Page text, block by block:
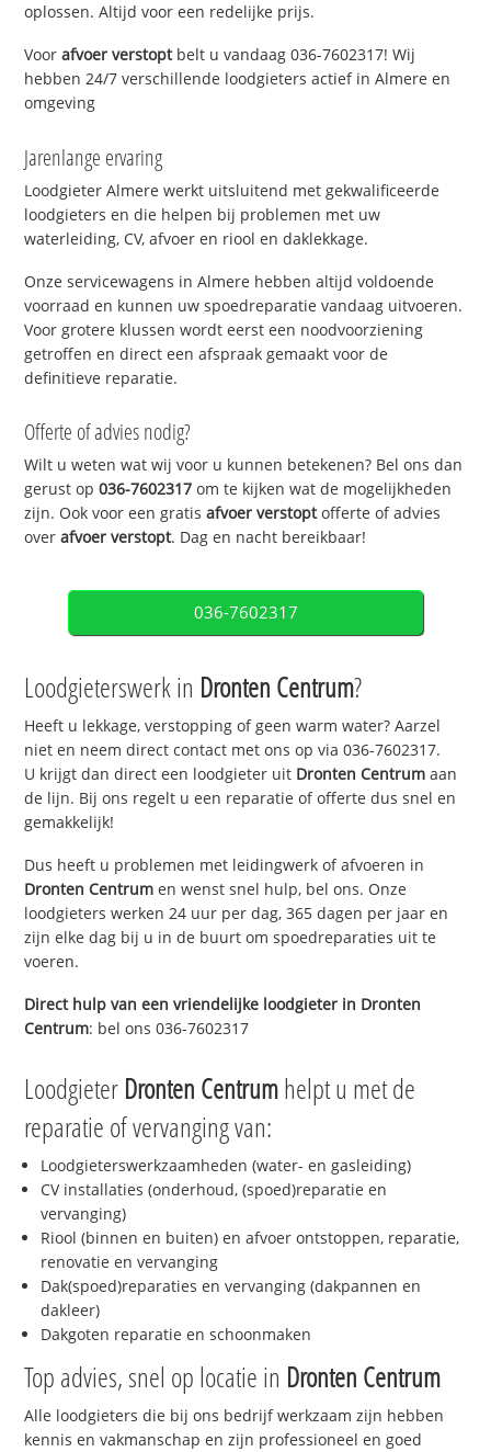
oplossen. Altijd voor een redelijke prijs.
Voorafvoer verstoptbelt u vandaag 036-7602317! Wij
hebben 24/7 verschillende loodgieters actief in Almere en
omgeving
Jarenlange ervaring
Loodgieter Almere werkt uitsluitend met gekwalificeerde
loodgieters en die helpen bij problemen met uw
waterleiding, CV, afvoer en riool en daklekkage.
Onze servicewagens in Almere hebben altijd voldoende
voorraad en kunnen uw spoedreparatie vandaag uitvoeren.
Voor grotere klussen wordt eerst een noodvoorziening
getroffen en direct een afspraak gemaakt voor de
definitieve reparatie.
Offerte of advies nodig?
Wilt u weten wat wij voor u kunnen betekenen? Bel ons dan
gerust op036-7602317 om te kijken wat de mogelijkheden
zijn. Ook voor een gratisafvoer verstoptofferte of advies
overafvoer verstopt. Dag en nacht bereikbaar!
036-7602317
Loodgieterswerk in Dronten Centrum?
Heeft u lekkage, verstopping of geen warm water? Aarzel
niet en neem direct contact met ons op via 036-7602317.
U krijgt dan direct een loodgieter uit Dronten Centrum aan
de lijn. Bij ons regelt u een reparatie of offerte dus snel en
gemakkelijk!
Dus heeft u problemen met leidingwerk of afvoeren in
Dronten Centrum en wenst snel hulp, bel ons. Onze
loodgieters werken 24 uur per dag, 365 dagen per jaar en
zijn elke dag bij u in de buurt om spoedreparaties uit te
voeren.
Direct hulp van een vriendelijke loodgieter in Dronten
Centrum: bel ons 036-7602317
Loodgieter Dronten Centrumhelpt u met de
reparatie of vervanging van:
Loodgieterswerkzaamheden (water- en gasleiding)
CV installaties (onderhoud, (spoed)reparatie en
vervanging)
Riool (binnen en buiten) en afvoer ontstoppen, reparatie,
renovatie en vervanging
Dak(spoed)reparaties en vervanging (dakpannen en
dakleer)
Dakgoten reparatie en schoonmaken
Top advies, snel op locatie in Dronten Centrum
Alle loodgieters die bij ons bedrijf werkzaam zijn hebben
kennis en vakmanschap en zijn professioneel en goed